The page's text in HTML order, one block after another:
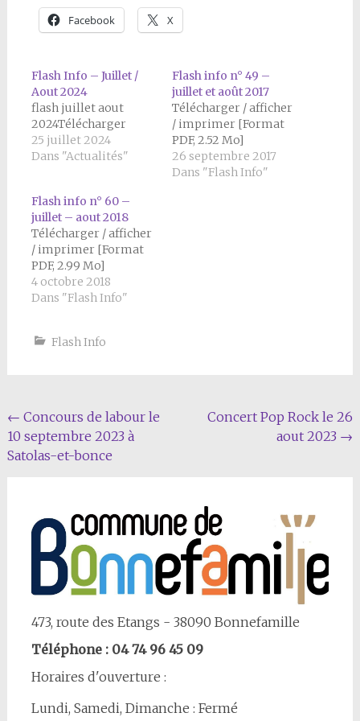
Facebook X
Flash Info – Juillet /
Aout 2024
flash juillet aout
2024Télécharger
25 juillet 2024
Dans "Actualités"
Flash info n° 49 –
juillet et août 2017
Télécharger / afficher
/ imprimer [Format
PDF, 2.52 Mo]
26 septembre 2017
Dans "Flash Info"
Flash info n° 60 –
juillet – aout 2018
Télécharger / afficher
/ imprimer [Format
PDF, 2.99 Mo]
4 octobre 2018
Dans "Flash Info"
Flash Info
Navigation
Article
← Concours de labour le
10 septembre 2023 à
Satolas-et-bonce
Concert Pop Rock le 26
aout 2023 →
473, route des Etangs - 38090 Bonnefamille
Téléphone : 04 74 96 45 09
Horaires d'ouverture :
Lundi, Samedi, Dimanche : Fermé